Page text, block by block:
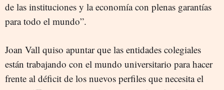
de las instituciones y la economía con plenas garantías
para todo el mundo”.
Joan Vall quiso apuntar que las entidades colegiales
están trabajando con el mundo universitario para hacer
frente al déficit de los nuevos perfiles que necesita el